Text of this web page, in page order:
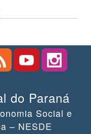
do Paraná
Social e
– NESDE